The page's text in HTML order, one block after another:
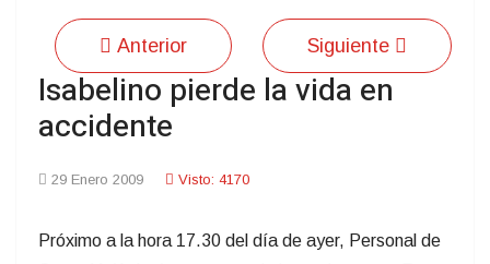
Anterior Siguiente
Isabelino pierde la vida en
accidente
29 Enero 2009 Visto: 4170
Próximo a la hora 17.30 del día de ayer, Personal de